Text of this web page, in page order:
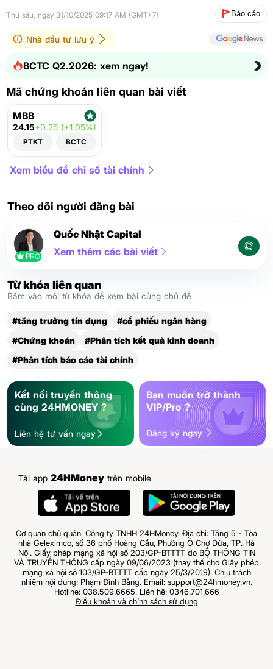
Thứ sáu, ngày 31/10/2025 09:17 AM (GMT+7) Báo cáo
Nhà đầu tư lưu ý
BCTC Q2.2026: xem ngay!
Mã chứng khoán liên quan bài viết
MBB
24.15+0.25 (+1.05%)
PTKT BCTC
Xem biểu đồ chỉ số tài chính
Theo dõi người đăng bài
PRO
Quốc Nhật Capital
Xem thêm các bài viết
Từ khóa liên quan
Bấm vào mỗi từ khóa để xem bài cùng chủ đề
#tăng trưởng tín dụng
#cổ phiếu ngân hàng
#Chứng khoán
#Phân tích kết quả kinh doanh
#Phân tích báo cáo tài chính
Kết nối truyền thông
cùng 24HMONEY ?
Liên hệ tư vấn ngay
Bạn muốn trở thành
VIP/Pro ?
Đăng ký ngay
Tải app 24HMoney trên mobile
Cơ quan chủ quản: Công ty TNHH 24HMoney. Địa chỉ: Tầng 5 - Tòa
nhà Geleximco, số 36 phố Hoàng Cầu, Phường Ô Chợ Dừa, TP. Hà
Nội. Giấy phép mạng xã hội số 203/GP-BTTTT do BỘ THÔNG TIN
VÀ TRUYỀN THÔNG cấp ngày 09/06/2023 (thay thế cho Giấy phép
mạng xã hội số 103/GP-BTTTT cấp ngày 25/3/2019). Chịu trách
nhiệm nội dung: Phạm Đình Bằng. Email: support@24hmoney.vn.
Hotline: 038.509.6665. Liên hệ: 0346.701.666
Điều khoản và chính sách sử dụng